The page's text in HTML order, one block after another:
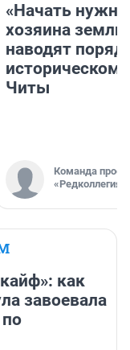
«Начать нужно
хозяина
наводят
историческом
Читы
Команда
«Редколлегия»
как
завоевала